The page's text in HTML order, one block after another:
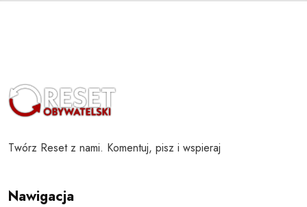
Twórz Reset z nami. Komentuj, pisz i wspieraj
Nawigacja